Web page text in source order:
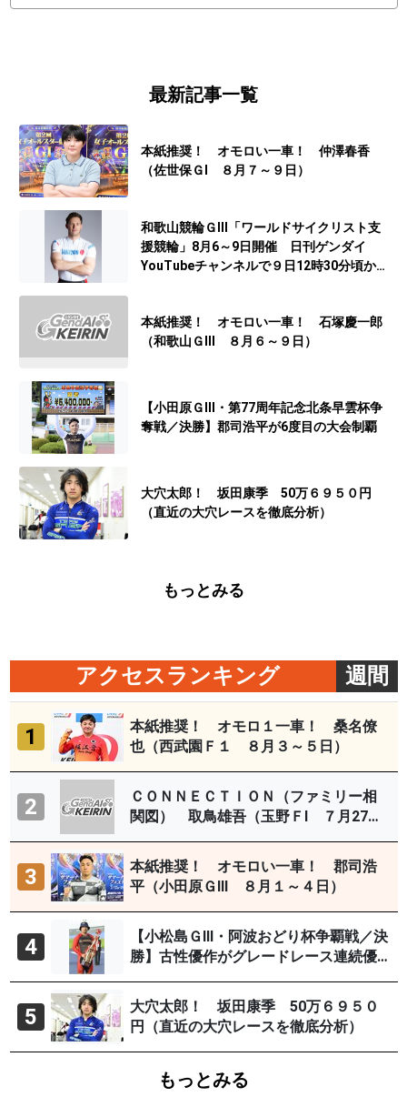
最新記事一覧
本紙推奨！ オモロい一車！ 仲澤春香
（佐世保ＧⅠ ８月７～９日）
和歌山競輪ＧⅢ「ワールドサイクリスト支
援競輪」8月6～9日開催 日刊ゲンダイ
YouTubeチャンネルで９日12時30分頃から
本紙推奨！ オモロい一車！ 石塚慶一郎
（和歌山ＧⅢ ８月６～９日）
【小田原ＧⅢ・第77周年記念北条早雲杯争
奪戦／決勝】郡司浩平が6度目の大会制覇
大穴太郎！ 坂田康季 50万６９５０円
（直近の大穴レースを徹底分析）
もっとみる
アクセスランキング 週間
1
本紙推奨！ オモロ１一車！ 桑名僚
也（西武園Ｆ１ ８月３～５日）
2
ＣＯＮＮＥＣＴＩＯＮ（ファミリー相
関図） 取鳥雄吾（玉野ＦⅠ ７月27～
3
本紙推奨！ オモロい一車！ 郡司浩
平（小田原ＧⅢ ８月１～４日）
4
【小松島ＧⅢ・阿波おどり杯争覇戦／決
勝】古性優作がグレードレース連続優
5
大穴太郎！ 坂田康季 50万６９５０
円（直近の大穴レースを徹底分析）
もっとみる